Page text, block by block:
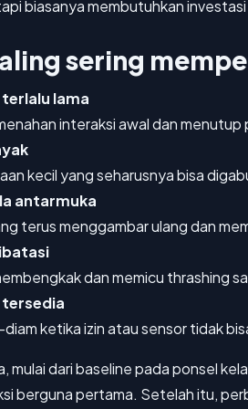
biasanya membutuhkan
sering
lama
interaksi awal dan menutup
kecil yang seharusnya bisa
antarmuka
terus menggambar ulang dan
dan memicu thrashing
ketika izin atau sensor tidak
mulai dari baseline pada ponsel
berguna pertama. Setelah itu,